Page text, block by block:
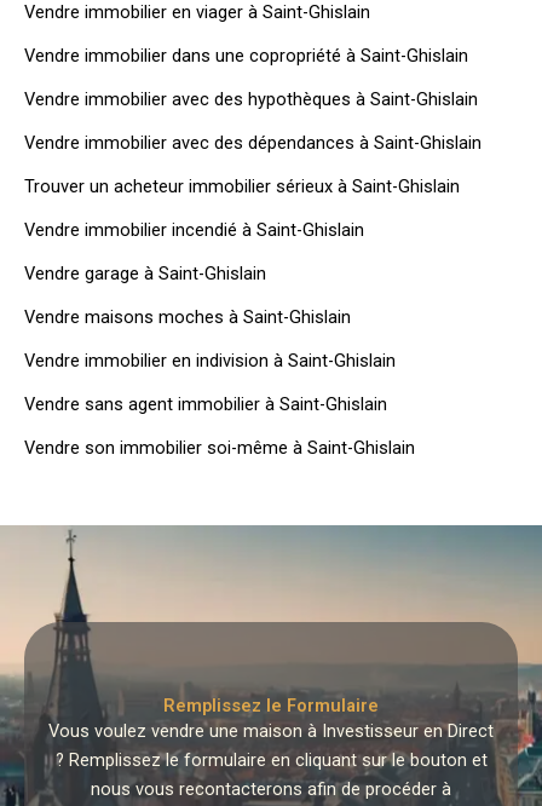
Vendre immobilier en viager à Saint-Ghislain
Vendre immobilier dans une copropriété à Saint-Ghislain
Vendre immobilier avec des hypothèques à Saint-Ghislain
Vendre immobilier avec des dépendances à Saint-Ghislain
Trouver un acheteur immobilier sérieux à Saint-Ghislain
Vendre immobilier incendié à Saint-Ghislain
Vendre garage à Saint-Ghislain
Vendre maisons moches à Saint-Ghislain
Vendre immobilier en indivision à Saint-Ghislain
Vendre sans agent immobilier à Saint-Ghislain
Vendre son immobilier soi-même à Saint-Ghislain
Remplissez le Formulaire
Vous voulez vendre une maison à Investisseur en Direct
? Remplissez le formulaire en cliquant sur le bouton et
nous vous recontacterons afin de procéder à